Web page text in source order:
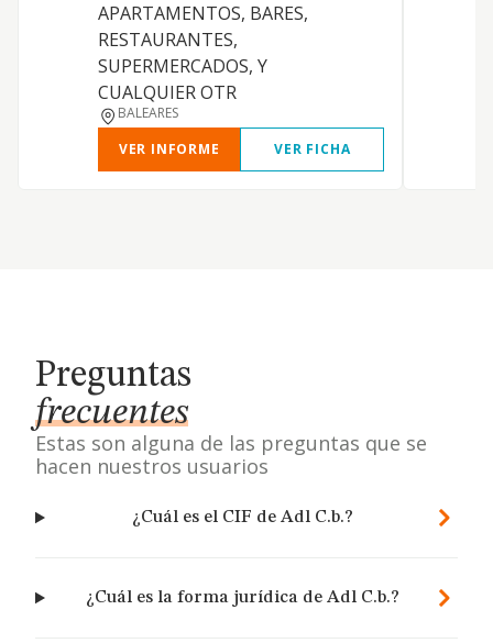
APARTAMENTOS, BARES,
RESTAURANTES,
SUPERMERCADOS, Y
CUALQUIER OTR
BALEARES
VER INFORME
VER FICHA
Preguntas
frecuentes
Estas son alguna de las preguntas que se
hacen nuestros usuarios
¿Cuál es el CIF de Adl C.b.?
¿Cuál es la forma jurídica de Adl C.b.?